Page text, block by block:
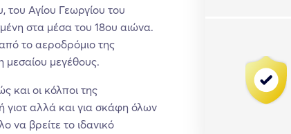
του Αγίου Γεωργίου του
στα μέσα του 18ου αιώνα.
το αεροδρόμιο της
μεσαίου μεγέθους.
και οι κόλποι της
γιοτ αλλά και για σκάφη όλων
να βρείτε το ιδανικό